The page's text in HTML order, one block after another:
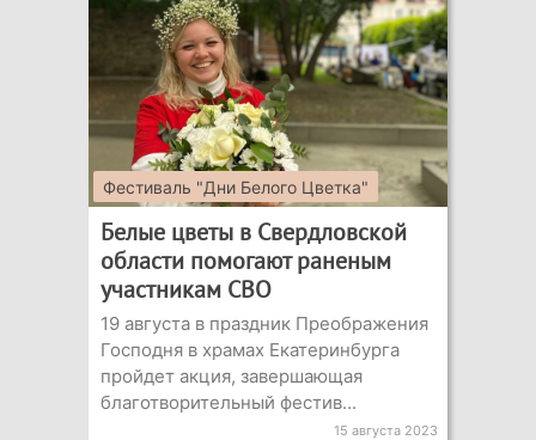
Фестиваль "Дни Белого Цветка"
Белые цветы в Свердловской
области помогают раненым
участникам СВО
19 августа в праздник Преображения
Господня в храмах Екатеринбурга
пройдет акция, завершающая
благотворительный фестив...
15 августа 2023